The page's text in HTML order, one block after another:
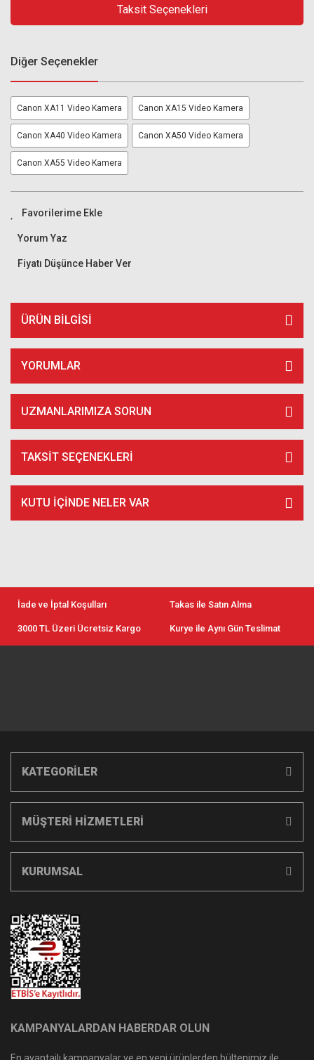
Taksit Seçenekleri
Diğer Seçenekler
Canon XA11 Video Kamera Canon XA15 Video Kamera
Canon XA40 Video Kamera Canon XA50 Video Kamera
Canon XA55 Video Kamera
Yorum Yaz
Fiyatı Düşünce Haber Ver
ÜRÜN BILGISI
YORUMLAR
UZMANLARIMIZA SORUN
TAKSIT SEÇENEKLERI
KUTU İÇİNDE NELER VAR
İade ve İptal Koşulları Takas ile Satın Alma
3000 TL Üzeri Ücretsiz Kargo Kurye ile Aynı Gün Teslimat
KATEGORİLER
MÜŞTERİ HİZMETLERİ
KURUMSAL
KAMPANYALARDAN HABERDAR OLUN
En avantajlı kampanyalar ve en yeni ürünlerden bültenimiz ile